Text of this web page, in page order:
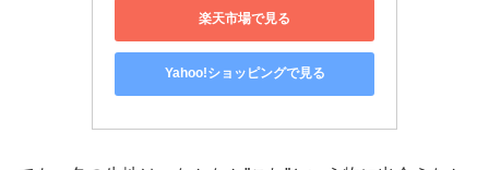
楽天市場で見る
Yahoo!ショッピングで見る